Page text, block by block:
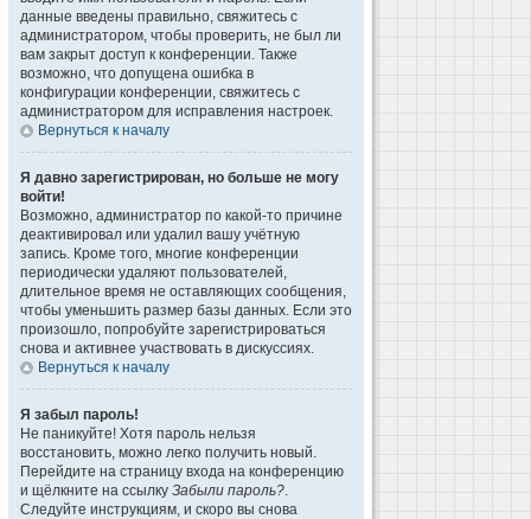
данные введены правильно, свяжитесь с
администратором, чтобы проверить, не был ли
вам закрыт доступ к конференции. Также
возможно, что допущена ошибка в
конфигурации конференции, свяжитесь с
администратором для исправления настроек.
Вернуться к началу
Я давно зарегистрирован, но больше не могу
войти!
Возможно, администратор по какой-то причине
деактивировал или удалил вашу учётную
запись. Кроме того, многие конференции
периодически удаляют пользователей,
длительное время не оставляющих сообщения,
чтобы уменьшить размер базы данных. Если это
произошло, попробуйте зарегистрироваться
снова и активнее участвовать в дискуссиях.
Вернуться к началу
Я забыл пароль!
Не паникуйте! Хотя пароль нельзя
восстановить, можно легко получить новый.
Перейдите на страницу входа на конференцию
и щёлкните на ссылку Забыли пароль?.
Следуйте инструкциям, и скоро вы снова